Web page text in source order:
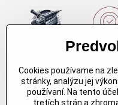
Nákup nad
Nákup nad
150€ a máte
dopravu
Cookies používame na
stránky, analýzu jej
používaní. Na tento
tretích strán a